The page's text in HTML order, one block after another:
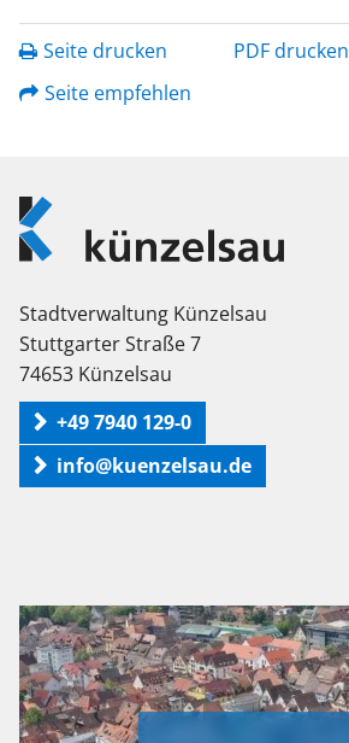
Seite drucken
PDF drucken
Seite empfehlen
Logo
Künzelsau
Stadtverwaltung Künzelsau
Stuttgarter Straße 7
74653 Künzelsau
+49 7940 129-0
info@kuenzelsau.de